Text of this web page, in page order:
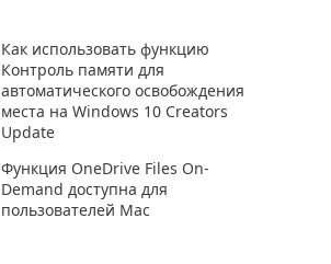
Как использовать функцию
Контроль памяти для
автоматического освобождения
места на Windows 10 Creators
Update
Функция OneDrive Files On-
Demand доступна для
пользователей Mac